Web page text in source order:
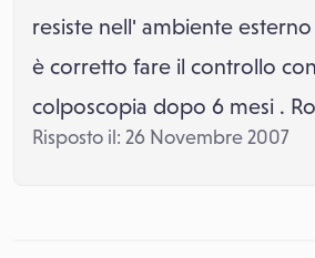
resiste nell' ambiente
è corretto fare il controllo
colposcopia dopo 6 mesi .
Risposto il: 26 Novembre 2007